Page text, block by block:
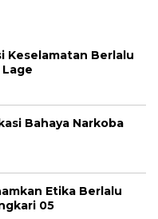
Keselamatan Berlalu
Lage
Bahaya Narkoba
Etika Berlalu
05